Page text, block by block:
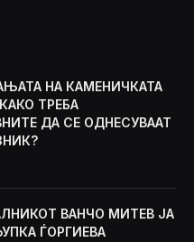
НА КАМЕНИЧКАТА
ТРЕБА
ДА СЕ ОДНЕСУВААТ
ВАНЧО МИТЕВ ЈА
ЃОРГИЕВА